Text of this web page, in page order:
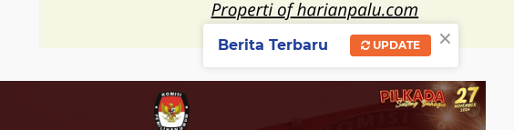
×
Berita Terbaru UPDATE